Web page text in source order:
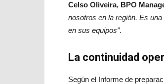
Celso Oliveira, BPO
nosotros en la región. Es
en sus equipos”.
La continuidad
Según el Informe de